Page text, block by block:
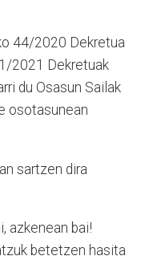
44/2020 Dekretua
2021 Dekretuak
du Osasun Sailak
osotasunean
sartzen dira
azkenean bai!
betetzen hasita